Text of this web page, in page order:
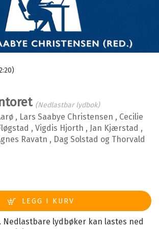
(Nedlastbar lydbok)
, Lars Saabye Christensen , Cecilie
, Vigdis Hjorth , Jan Kjærstad ,
Ravatn , Dag Solstad og Thorvald
lydbøker kan lastes ned